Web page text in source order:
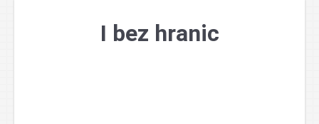
I bez hranic